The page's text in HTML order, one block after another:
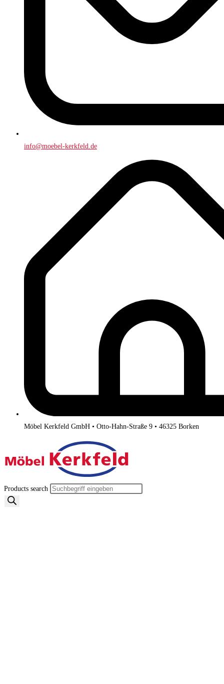
info@moebel-kerkfeld.de
Möbel Kerkfeld GmbH • Otto-Hahn-Straße 9 • 46325 Borken
Products search